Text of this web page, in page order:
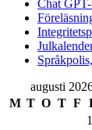
Chat
Sidopanel
augusti
M T O T F
1